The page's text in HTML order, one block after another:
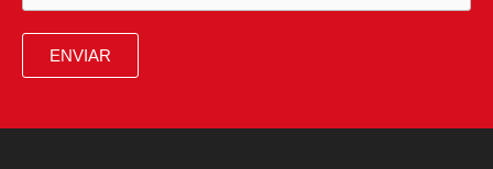
guisandera
ENVIAR